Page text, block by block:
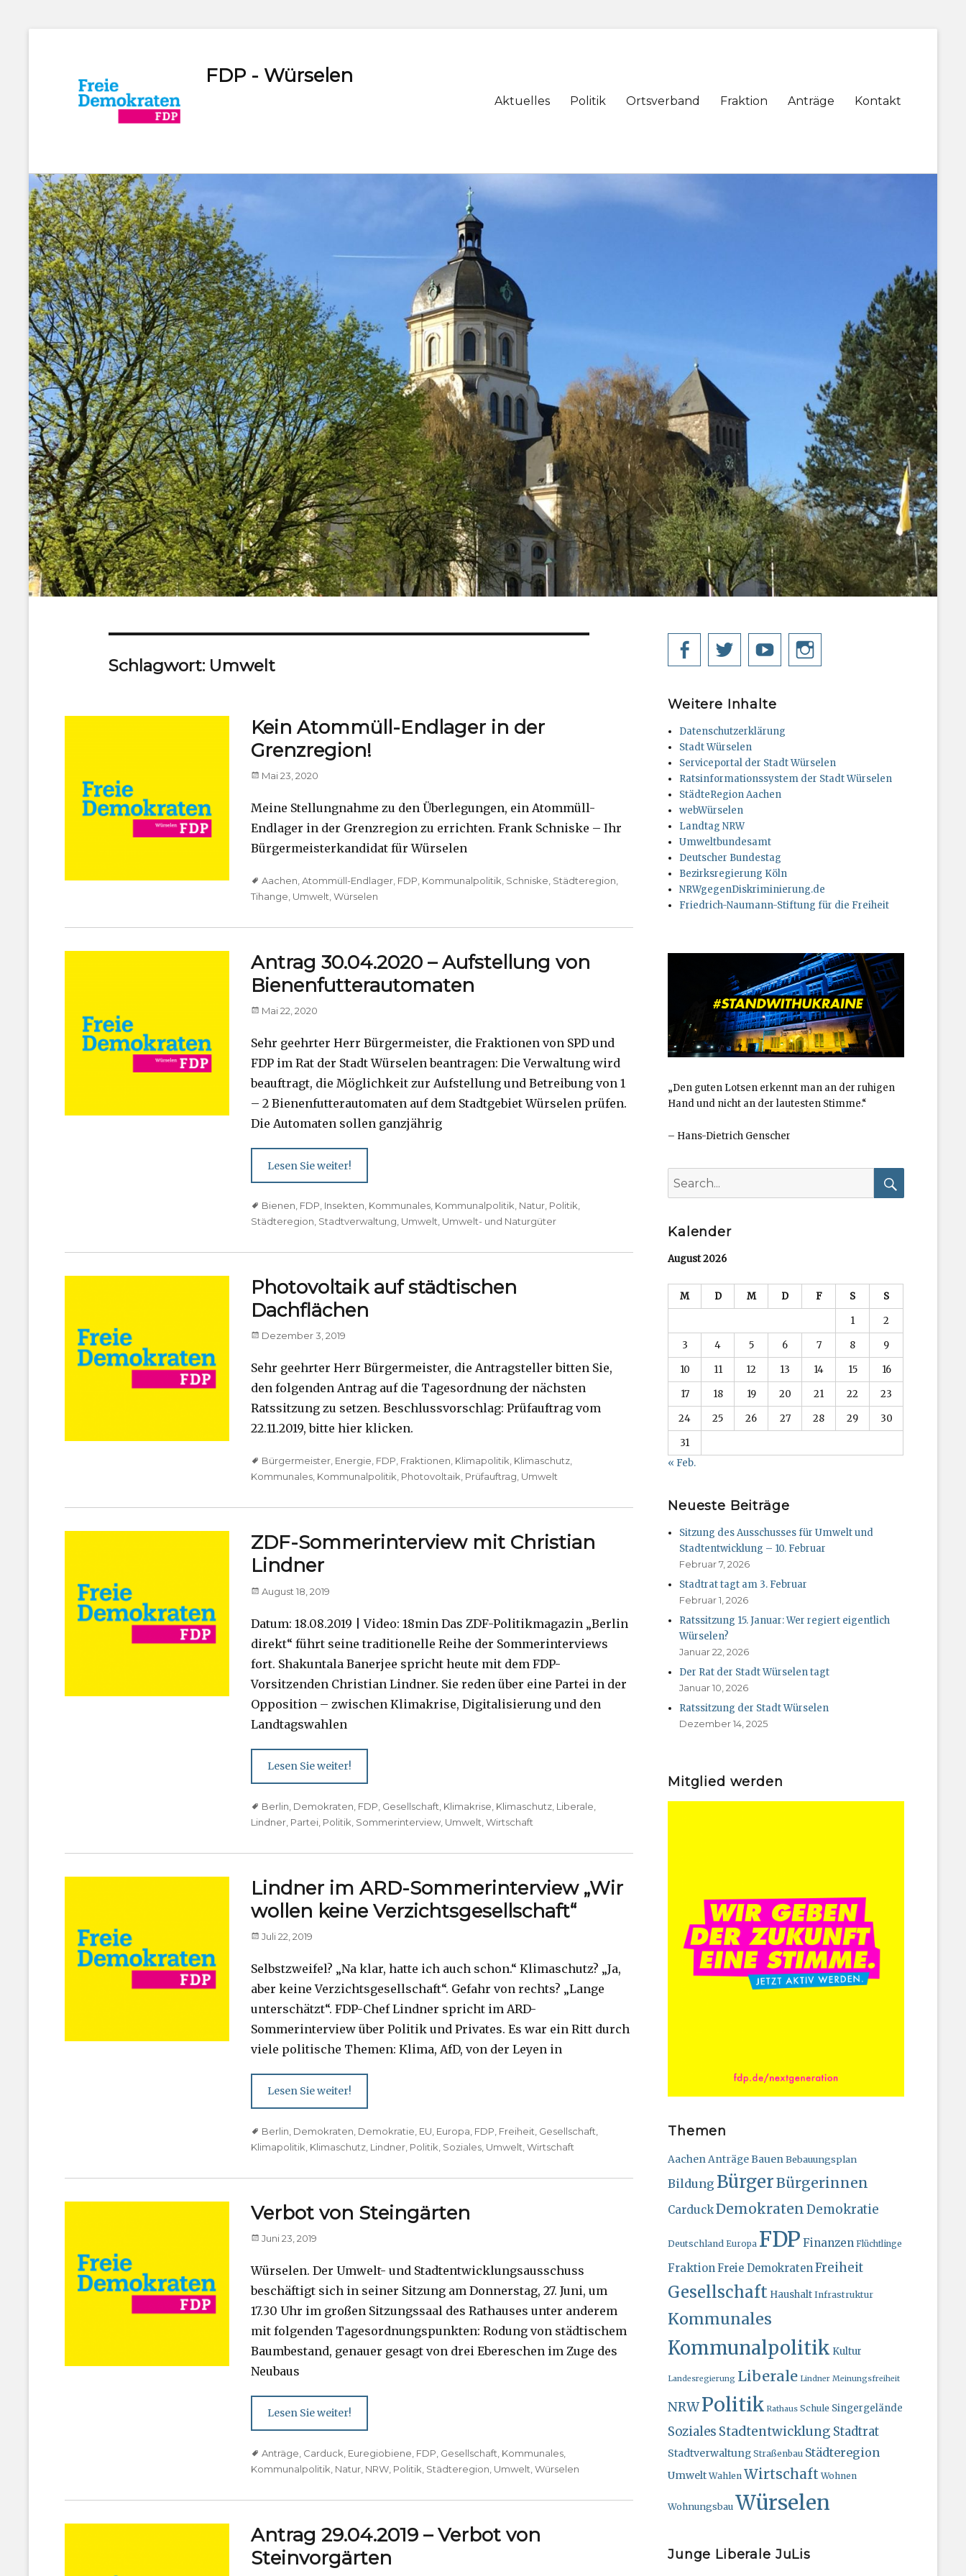
FDP - Würselen
Primary
Aktuelles Politik Ortsverband Fraktion Anträge Kontakt
Schlagwort: Umwelt
Kein Atommüll-Endlager in der
Grenzregion!
Posted
Mai 23, 2020
Meine Stellungnahme zu den Überlegungen, ein Atommüll-
Endlager in der Grenzregion zu errichten. Frank Schniske – Ihr
Bürgermeisterkandidat für Würselen
TagsAachen,Atommüll-Endlager, FDP, Kommunalpolitik, Schniske, Städteregion,
Tihange, Umwelt,Würselen
Antrag 30.04.2020 – Aufstellung von
Bienenfutterautomaten
Posted
Mai 22, 2020
Sehr geehrter Herr Bürgermeister, die Fraktionen von SPD und
FDP im Rat der Stadt Würselen beantragen: Die Verwaltung wird
beauftragt, die Möglichkeit zur Aufstellung und Betreibung von 1
– 2 Bienenfutterautomaten auf dem Stadtgebiet Würselen prüfen.
Die Automaten sollen ganzjährig
Lesen Sie weiter!
TagsBienen, FDP, Insekten, Kommunales, Kommunalpolitik, Natur, Politik,
Städteregion, Stadtverwaltung, Umwelt, Umwelt- und Naturgüter
Photovoltaik auf städtischen
Dachflächen
Posted
Dezember 3, 2019
Sehr geehrter Herr Bürgermeister, die Antragsteller bitten Sie,
den folgenden Antrag auf die Tagesordnung der nächsten
Ratssitzung zu setzen. Beschlussvorschlag: Prüfauftrag vom
22.11.2019, bitte hier klicken.
TagsBürgermeister, Energie, FDP, Fraktionen, Klimapolitik, Klimaschutz,
Kommunales, Kommunalpolitik, Photovoltaik, Prüfauftrag, Umwelt
ZDF-Sommerinterview mit Christian
Lindner
Posted
August 18, 2019
Datum: 18.08.2019 | Video: 18min Das ZDF-Politikmagazin „Berlin
direkt“ führt seine traditionelle Reihe der Sommerinterviews
fort. Shakuntala Banerjee spricht heute mit dem FDP-
Vorsitzenden Christian Lindner. Sie reden über eine Partei in der
Opposition – zwischen Klimakrise, Digitalisierung und den
Landtagswahlen
Lesen Sie weiter!
TagsBerlin Demokraten FDP Gesellschaft Klimakrise Klimaschutz Liberale
Lindner Partei Politik Sommerinterview Umwelt ,Wirtschaft
Lindner im ARD-Sommerinterview „Wir
wollen keine Verzichtsgesellschaft“
Posted
Juli 22, 2019
Selbstzweifel? „Na klar, hatte ich auch schon.“ Klimaschutz? „Ja,
aber keine Verzichtsgesellschaft“. Gefahr von rechts? „Lange
unterschätzt“. FDP-Chef Lindner spricht im ARD-
Sommerinterview über Politik und Privates. Es war ein Ritt durch
viele politische Themen: Klima, AfD, von der Leyen in
Lesen Sie weiter!
TagsBerlin Demokraten Demokratie EU Europa FDP Freiheit Gesellschaft
Klimapolitik Klimaschutz Lindner Politik Soziales Umwelt ,Wirtschaft
Verbot von Steingärten
Posted
Juni 23, 2019
Würselen. Der Umwelt- und Stadtentwicklungsausschuss
beschäftigt sich in seiner Sitzung am Donnerstag, 27. Juni, um
17.30 Uhr im großen Sitzungssaal des Rathauses unter anderem
mit folgenden Tagesordnungspunkten: Rodung von städtischem
Baumbestand, genauer gesagt von drei Ebereschen im Zuge des
Neubaus
Lesen Sie weiter!
TagsAnträge Carduck Euregiobiene FDP Gesellschaft Kommunales
Kommunalpolitik Natur NRW Politik Städteregion Umwelt ,Würselen
Antrag 29.04.2019 – Verbot von
Steinvorgärten
Facebook
TwitterYouTube
Weitere Inhalte
Datenschutzerklärung
Stadt Würselen
Serviceportal der Stadt Würselen
Ratsinformationssystem der Stadt Würselen
StädteRegion Aachen
webWürselen
Landtag NRW
Umweltbundesamt
Deutscher Bundestag
Bezirksregierung Köln
NRWgegenDiskriminierung.de
Friedrich-Naumann-Stiftung für die Freiheit
„Den guten Lotsen erkennt man an der ruhigen
Hand und nicht an der lautesten Stimme.“
– Hans-Dietrich Genscher
for:
Kalender
August 2026
M D M D F S
S
1
2
3
4 5 6 7 8
9
10
11 12 13 14 15
16
17
18 19 20 21 22
23
24
25 26 27 28 29
30
31
« Feb.
Neueste Beiträge
Sitzung des Ausschusses für Umwelt und
Stadtentwicklung – 10. Februar
Februar 7, 2026
Stadtrat tagt am 3. Februar
Februar 1, 2026
Ratssitzung 15. Januar: Wer regiert eigentlich
Würselen?
Januar 22, 2026
Der Rat der Stadt Würselen tagt
Januar 10, 2026
Ratssitzung der Stadt Würselen
Dezember 14, 2025
Mitglied werden
Themen
AachenAnträgeBauenBebauungsplan
Bildung BürgerBürgerinnen
CarduckDemokratenDemokratie
Deutschland Europa FDP Finanzen Flüchtlinge
FraktionFreie DemokratenFreiheit
Gesellschaft Haushalt Infrastruktur
Kommunales
Kommunalpolitik Kultur
Landesregierung Liberale Lindner Meinungsfreiheit
NRWPolitik Rathaus Schule Singergelände
Soziales Stadtentwicklung Stadtrat
Stadtverwaltung Straßenbau Städteregion
Umwelt Wahlen Wirtschaft Wohnen
WohnungsbauWürselen
Junge Liberale JuLis